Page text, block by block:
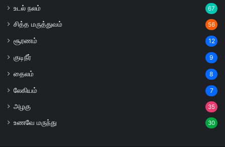
உடல் நலம் 67
சித்த மருத்துவம் 56
சூரணம் 12
குடிநீர் 9
தைலம் 8
லேகியம் 7
அழகு 35
உணவே மருந்து 30